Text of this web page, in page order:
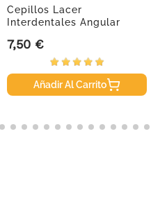
Cepillos Lacer
Interdentales Angular
Precio
7,50 €
Añadir Al Carrito